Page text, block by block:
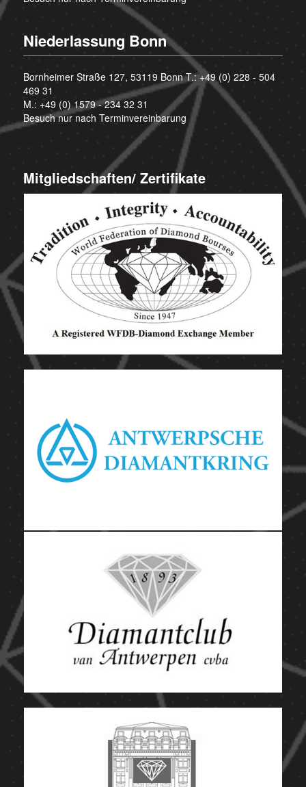
Niederlassung Bonn
Bornheimer Straße 127, 53119 Bonn T.:+49 (0) 228 - 504
469 31
M.: +49 (0) 1579 - 234 32 31
Besuch nur nach Terminvereinbarung
Mitgliedschaften/ Zertifikate